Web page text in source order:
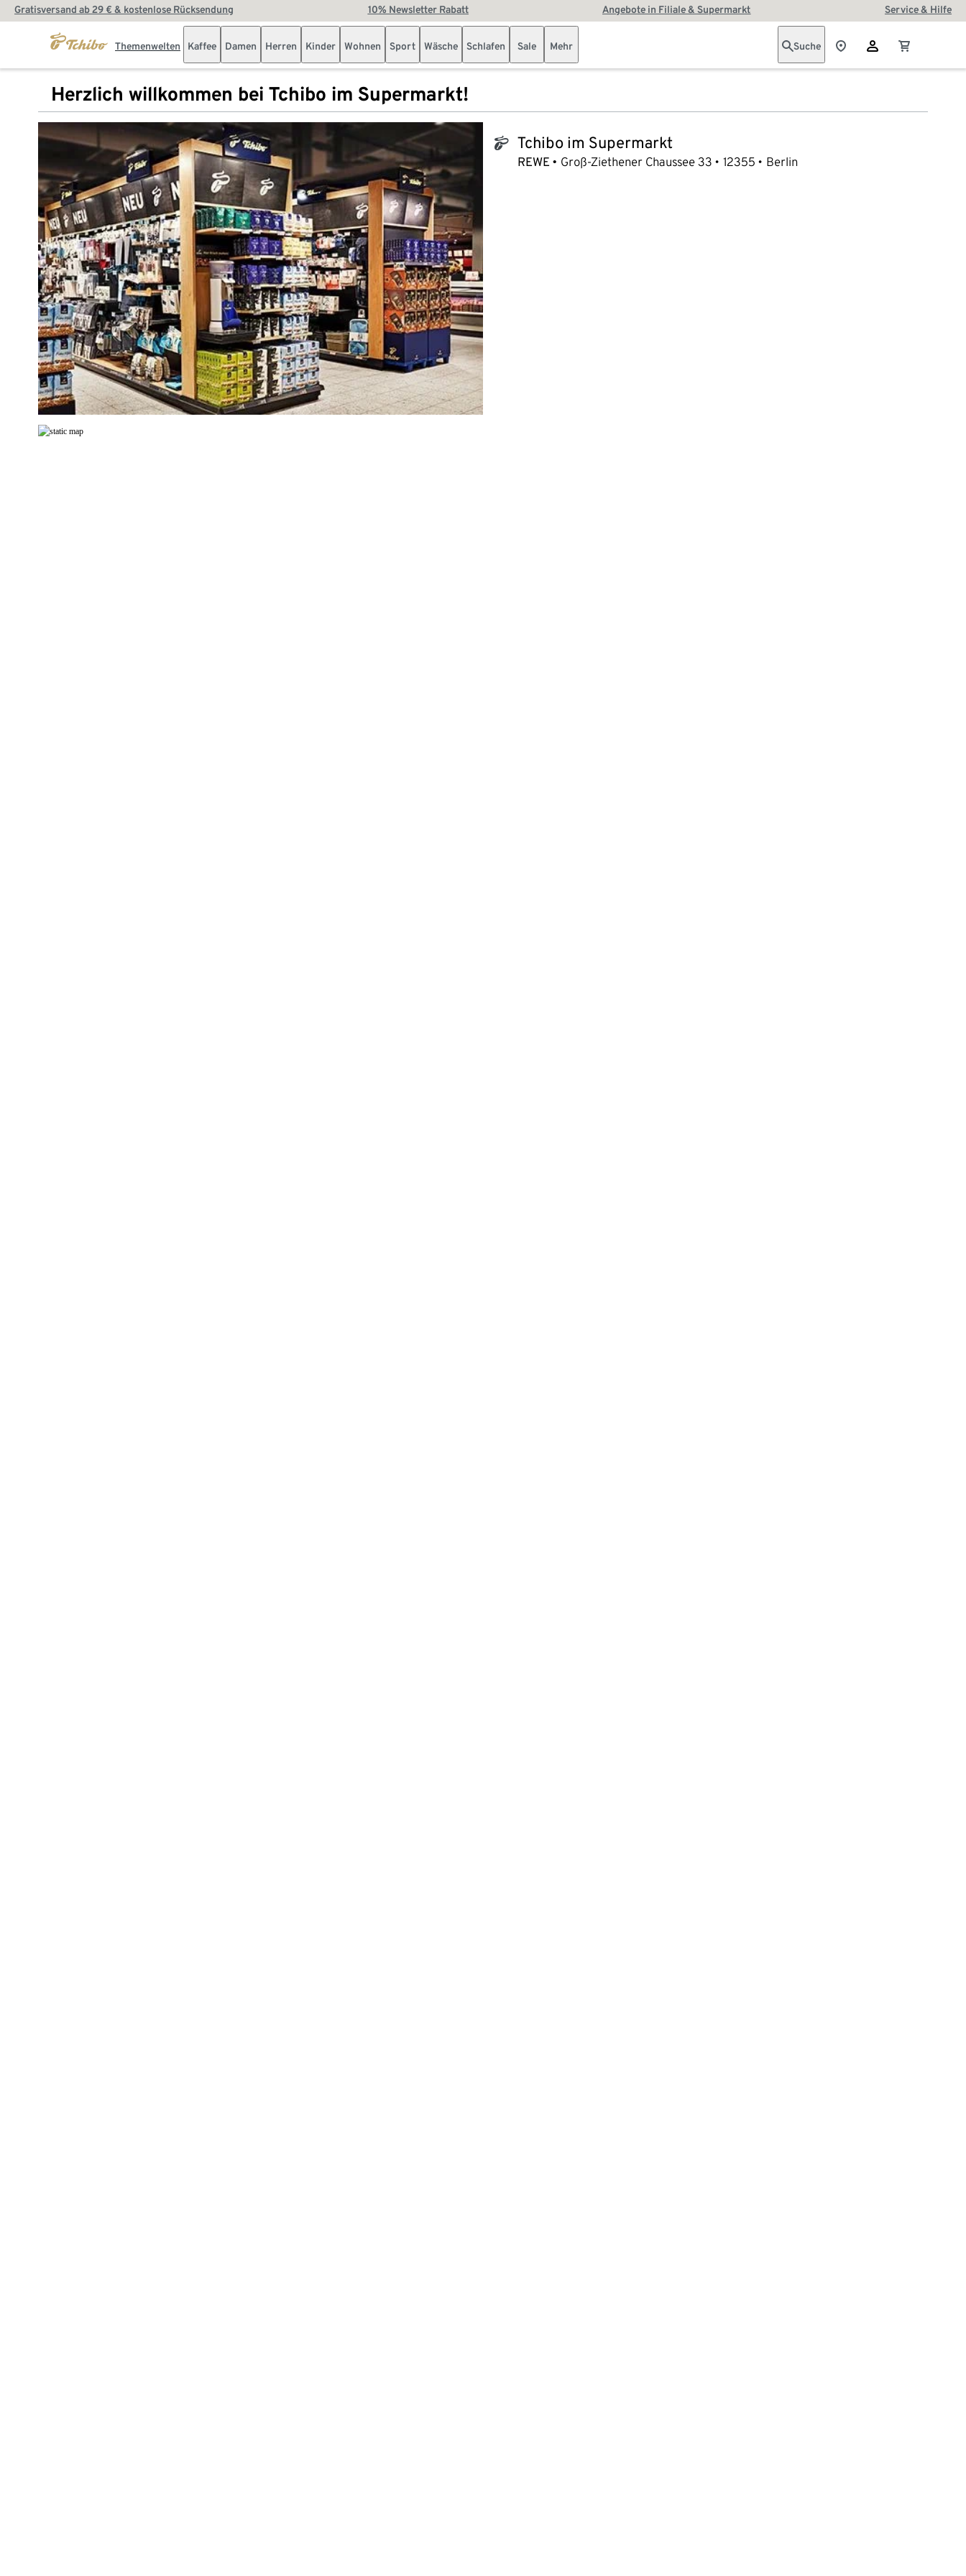
Gratisversand ab 29 € & kostenlose Rücksendung 10% Newsletter Rabatt Angebote in Filiale & Supermarkt Service & Hilfe
Themenwelten Kaffee Damen Herren Kinder Wohnen Sport Wäsche Schlafen Sale Mehr Suche
Herzlich willkommen bei Tchibo im Supermarkt!
tchibo_logo Tchibo im Supermarkt
REWE Groß-Ziethener Chaussee 33 12355 Berlin